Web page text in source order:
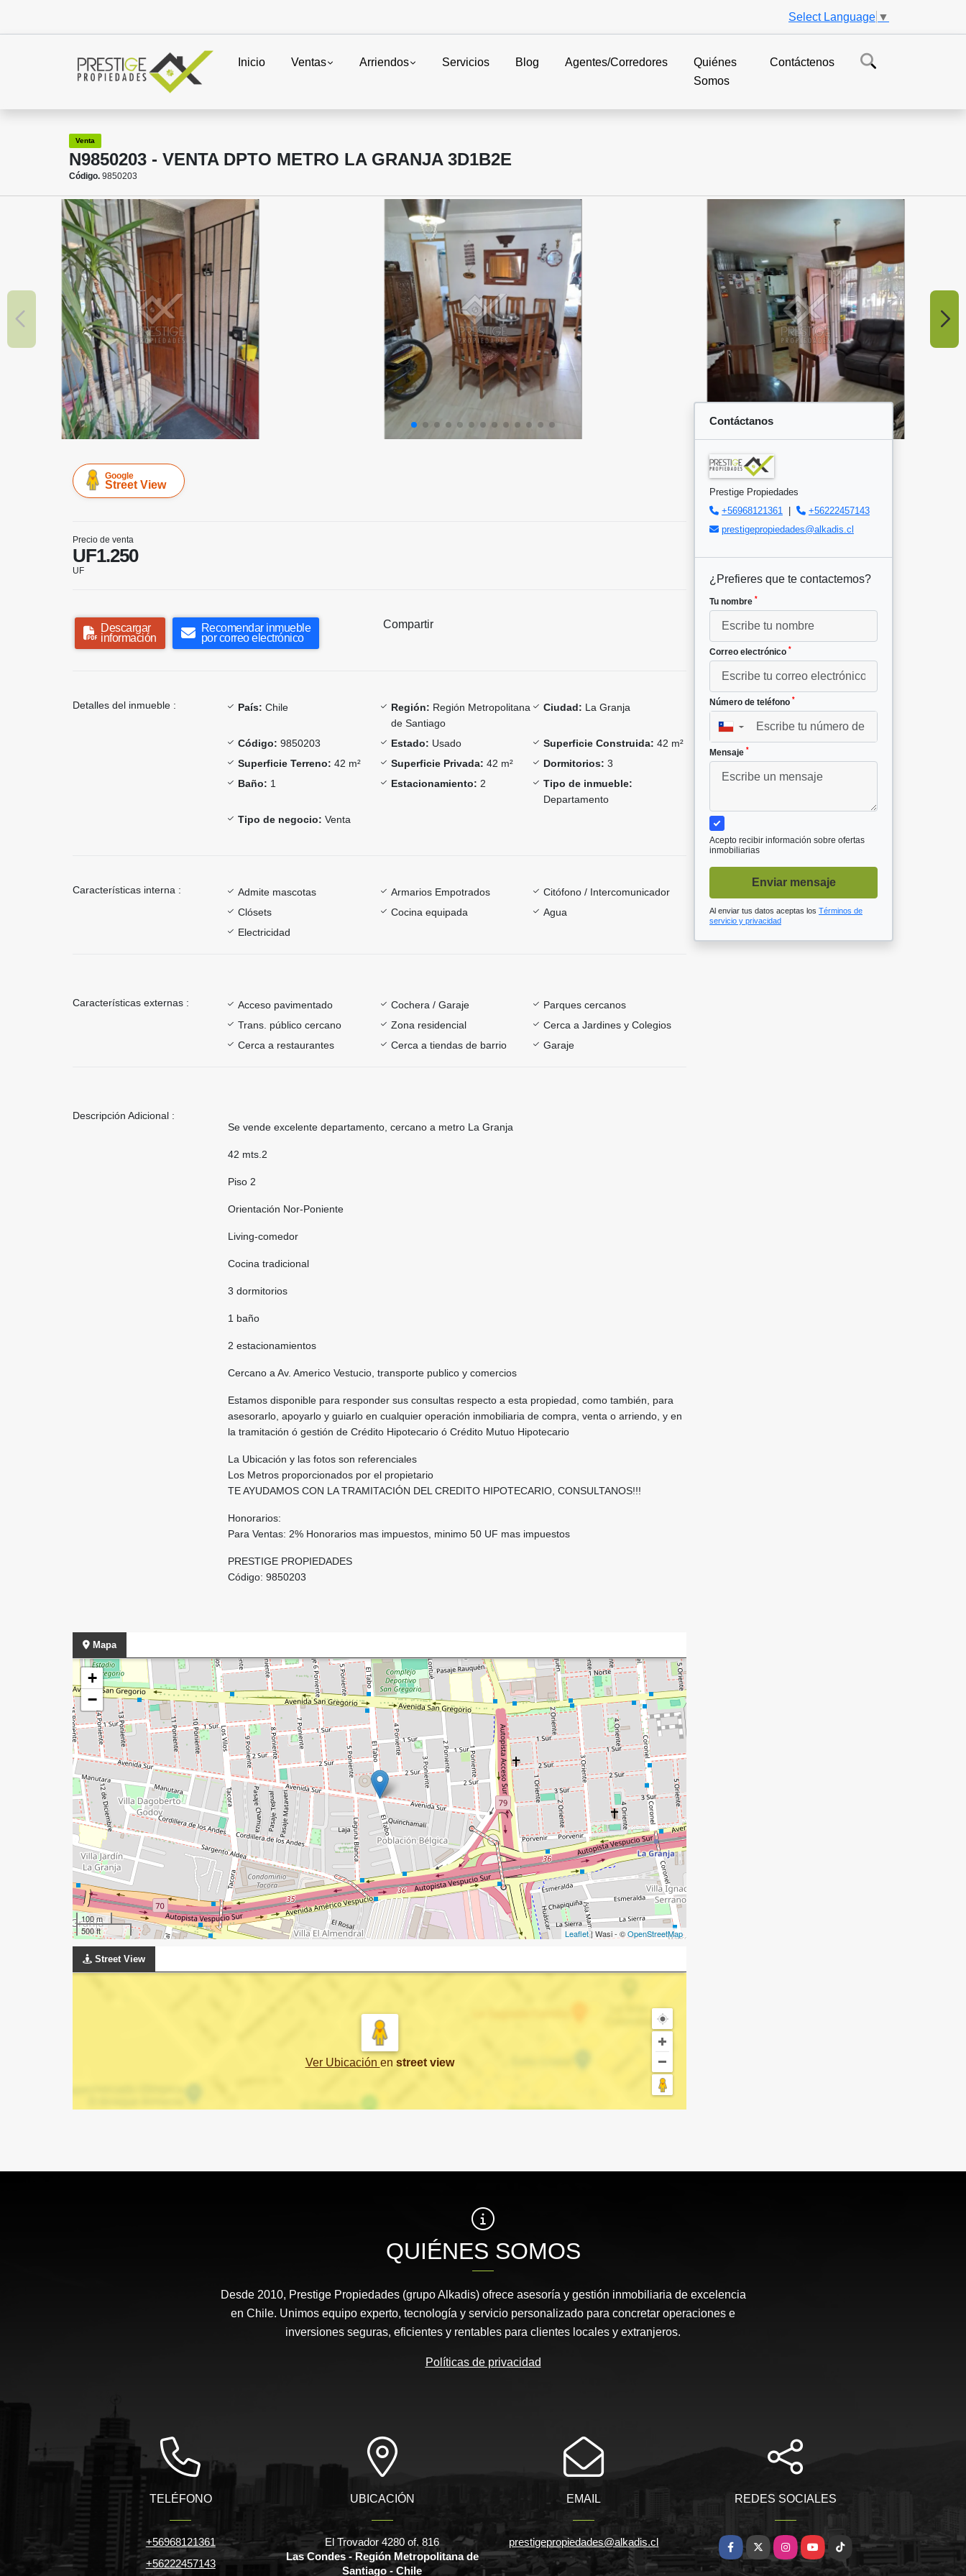
Select Language ▼
Inicio Ventas Arriendos Servicios Blog Agentes/Corredores
Quiénes
Somos
Contáctenos
Venta
N9850203 - VENTA DPTO METRO LA GRANJA 3D1B2E
Código. 9850203
Google
Street View
Precio de venta
UF1.250
UF
Descargar
información
Recomendar inmueble
por correo electrónico
Compartir
Detalles del inmueble : País: Chile Región: Región Metropolitana
de Santiago
Ciudad: La Granja
Código: 9850203 Estado: Usado Superficie Construida: 42 m²
Superficie Terreno: 42 m² Superficie Privada: 42 m² Dormitorios: 3
Baño: 1 Estacionamiento: 2
Tipo de inmueble:
Departamento
Tipo de negocio: Venta
Características interna : Admite mascotas Armarios Empotrados
Citófono / Intercomunicador
Clósets
Cocina equipada
Agua
Electricidad
Características externas : Acceso pavimentado Cochera / Garaje
Parques cercanos
Trans. público cercano
Zona residencial
Cerca a Jardines y Colegios
Cerca a restaurantes
Cerca a tiendas de barrio Garaje
Descripción Adicional :
Se vende excelente departamento, cercano a metro La Granja
42 mts.2
Piso 2
Orientación Nor-Poniente
Living-comedor
Cocina tradicional
3 dormitorios
1 baño
2 estacionamientos
Cercano a Av. Americo Vestucio, transporte publico y comercios
Estamos disponible para responder sus consultas respecto a esta propiedad, como también, para
asesorarlo, apoyarlo y guiarlo en cualquier operación inmobiliaria de compra, venta o arriendo, y en
la tramitación ó gestión de Crédito Hipotecario ó Crédito Mutuo Hipotecario
La Ubicación y las fotos son referenciales
Los Metros proporcionados por el propietario
TE AYUDAMOS CON LA TRAMITACIÓN DEL CREDITO HIPOTECARIO, CONSULTANOS!!!
Honorarios:
Para Ventas: 2% Honorarios mas impuestos, minimo 50 UF mas impuestos
PRESTIGE PROPIEDADES
Código: 9850203
Mapa
+
−
100 m
500 ft
Leaflet| Wasi - ©OpenStreetMap
Street View
Ver Ubicación en street view
Contáctanos
Prestige Propiedades
+56968121361
|
+56222457143
prestigepropiedades@alkadis.cl
¿Prefieres que te contactemos?
Tu nombre *
Correo electrónico *
Número de teléfono *
▼
Mensaje *
Acepto recibir información sobre ofertas
inmobiliarias
Enviar mensaje
Al enviar tus datos aceptas los Términos de
servicio y privacidad
QUIÉNES SOMOS
Desde 2010, Prestige Propiedades (grupo Alkadis) ofrece asesoría y gestión inmobiliaria de excelencia
en Chile. Unimos equipo experto, tecnología y servicio personalizado para concretar operaciones e
inversiones seguras, eficientes y rentables para clientes locales y extranjeros.
Políticas de privacidad
TELÉFONO
+56968121361
+56222457143
UBICACIÓN
El Trovador 4280 of. 816
Las Condes - Región Metropolitana de
Santiago - Chile
EMAIL
prestigepropiedades@alkadis.cl
REDES SOCIALES
Facebook
X InstagramYouTubeTikTok